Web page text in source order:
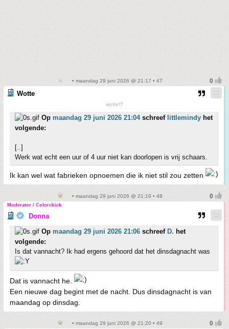
• maandag 29 juni 2026 @ 21:17 • 47
Wotte
wotte!?
Op maandag 29 juni 2026 21:04schreef littlemindy het
volgende:
[..]
Werk wat echt een uur of 4 uur niet kan doorlopen is vrij schaars.
Ik kan wel wat fabrieken opnoemen die ik niet stil zou zetten
• maandag 29 juni 2026 @ 21:19 • 48
Moderator / Colorchick
Donna
Op maandag 29 juni 2026 21:06 schreef D. het
volgende:
Is dat vannacht? Ik had ergens gehoord dat het dinsdagnacht was
Dat is vannacht he.
Een nieuwe dag begint met de nacht. Dus dinsdagnacht is van
maandag op dinsdag.
• maandag 29 juni 2026 @ 21:20 • 49